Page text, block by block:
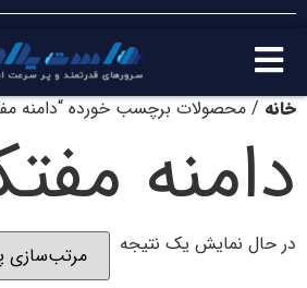
خانه / محصولات برچسب خورده “دامنه
دامنه
در حال نمایش یک نتیجه